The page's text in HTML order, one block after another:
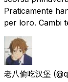
Praticamente
per loro. Cambi
老八偷吃汉堡